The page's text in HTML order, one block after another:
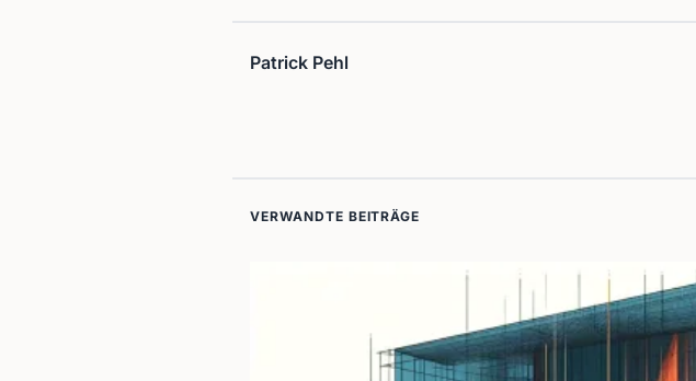
Patrick Pehl
VERWANDTE BEITRÄGE